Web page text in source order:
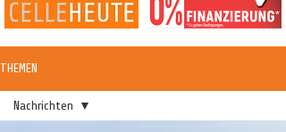
THEMEN
Nachrichten